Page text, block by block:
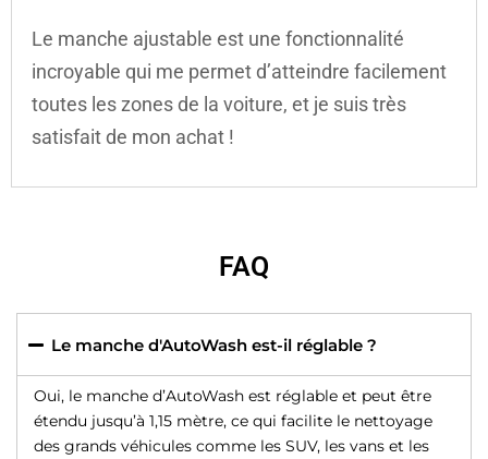
Le manche ajustable est une fonctionnalité
incroyable qui me permet d’atteindre facilement
toutes les zones de la voiture, et je suis très
satisfait de mon achat !
FAQ
Le manche d'AutoWash est-il réglable ?
Oui, le manche d’AutoWash est réglable et peut être
étendu jusqu’à 1,15 mètre, ce qui facilite le nettoyage
des grands véhicules comme les SUV, les vans et les